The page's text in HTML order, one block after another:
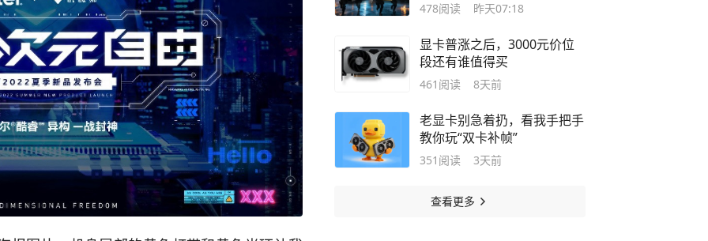
478阅读 昨天07:18
显卡普涨之后，3000元价位
段还有谁值得买
461 阅读 8天前
老显卡别急着扔，看我手把手
教你玩“双卡补帧”
351 阅读 3天前
查看更多